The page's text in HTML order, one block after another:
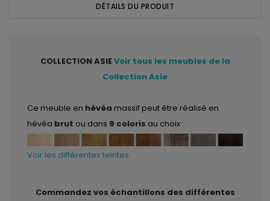
DÉTAILS DU PRODUIT
COLLECTION ASIEVoir tous les meubles de la
Collection Asie
Ce meuble en hévéa massif peut être réalisé en
hévéa brut ou dans 9 coloris au choix :
Voir les différentes teintes
Commandez vos échantillons des différentes